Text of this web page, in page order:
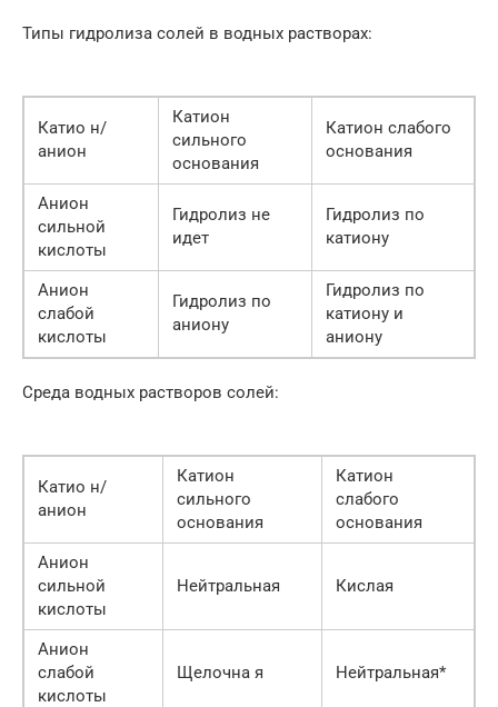
Типы гидролиза солей в водных растворах:
Катио н/
анион
Катион
сильного
основания
Катион слабого
основания
Анион
сильной
кислоты
Гидролиз не
идет
Гидролиз по
катиону
Анион
слабой
кислоты
Гидролиз по
аниону
Гидролиз по
катиону и
аниону
Среда водных растворов солей:
Катио н/
анион
Катион
сильного
основания
Катион
слабого
основания
Анион
сильной
кислоты
Нейтральная Кислая
Анион
слабой
кислоты
Щелочна я Нейтральная*